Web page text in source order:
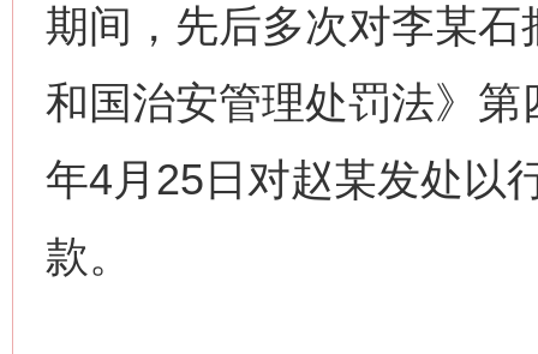
期间，先后多次对李某
和国治安管理处罚法》
年4月25日对赵某发处以
款。